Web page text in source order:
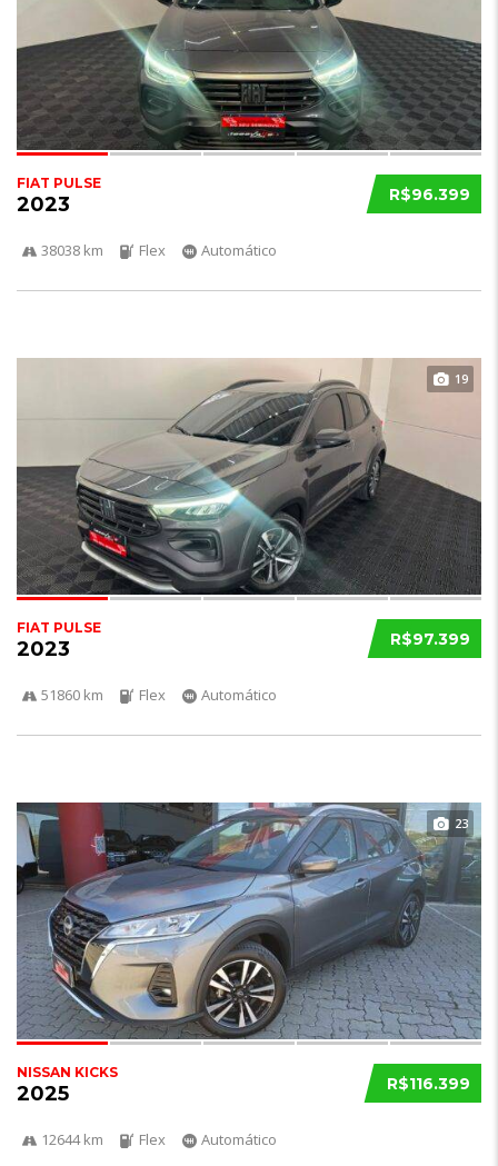
R$96.399
FIAT PULSE
2023
38038 km Flex Automático
19
R$97.399
FIAT PULSE
2023
51860 km Flex Automático
23
R$116.399
NISSAN KICKS
2025
12644 km Flex Automático